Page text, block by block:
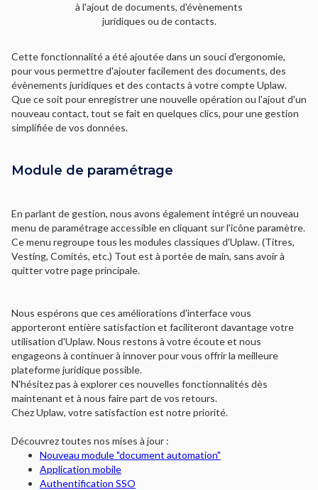
à l'ajout de documents, d'évènements
juridiques ou de contacts.
Cette fonctionnalité a été ajoutée dans un souci d'ergonomie,
pour vous permettre d'ajouter facilement des documents, des
évènements juridiques et des contacts à votre compte Uplaw.
Que ce soit pour enregistrer une nouvelle opération ou l'ajout d'un
nouveau contact, tout se fait en quelques clics, pour une gestion
simplifiée de vos données.
Module de paramétrage
En parlant de gestion, nous avons également intégré un nouveau
menu de paramétrage accessible en cliquant sur l'icône paramètre.
Ce menu regroupe tous les modules classiques d'Uplaw. (Titres,
Vesting, Comités, etc.) Tout est à portée de main, sans avoir à
quitter votre page principale.
Nous espérons que ces améliorations d'interface vous
apporteront entière satisfaction et faciliteront davantage votre
utilisation d'Uplaw. Nous restons à votre écoute et nous
engageons à continuer à innover pour vous offrir la meilleure
plateforme juridique possible.
N'hésitez pas à explorer ces nouvelles fonctionnalités dès
maintenant et à nous faire part de vos retours.
Chez Uplaw, votre satisfaction est notre priorité.
Découvrez toutes nos mises à jour :
Nouveau module "document automation"
Application mobile
Authentification SSO